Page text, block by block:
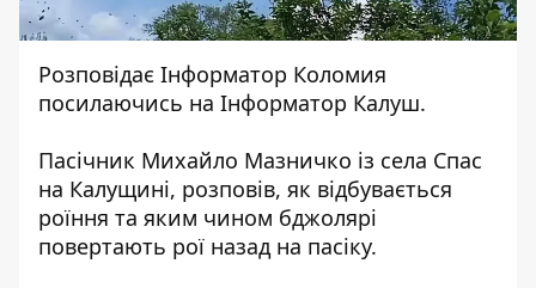
Розповідає Інформатор Коломия
посилаючись на Інформатор Калуш.
Пасічник Михайло Мазничко із села Спас
на Калущині, розповів, як відбувається
роїння та яким чином бджолярі
повертають рої назад на пасіку.